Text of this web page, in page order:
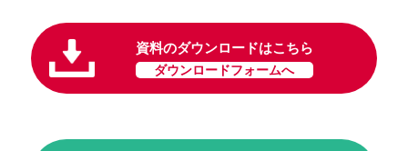
資料のダウンロードはこちら
ダウンロードフォームへ